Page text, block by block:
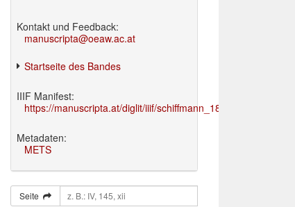
Kontakt und Feedback:
manuscripta@oeaw.ac.at
Startseite des Bandes
IIIF Manifest:
https://manuscripta.at/diglit/iiif/schiffmann_1895/manifest.json
Metadaten:
METS
Seite